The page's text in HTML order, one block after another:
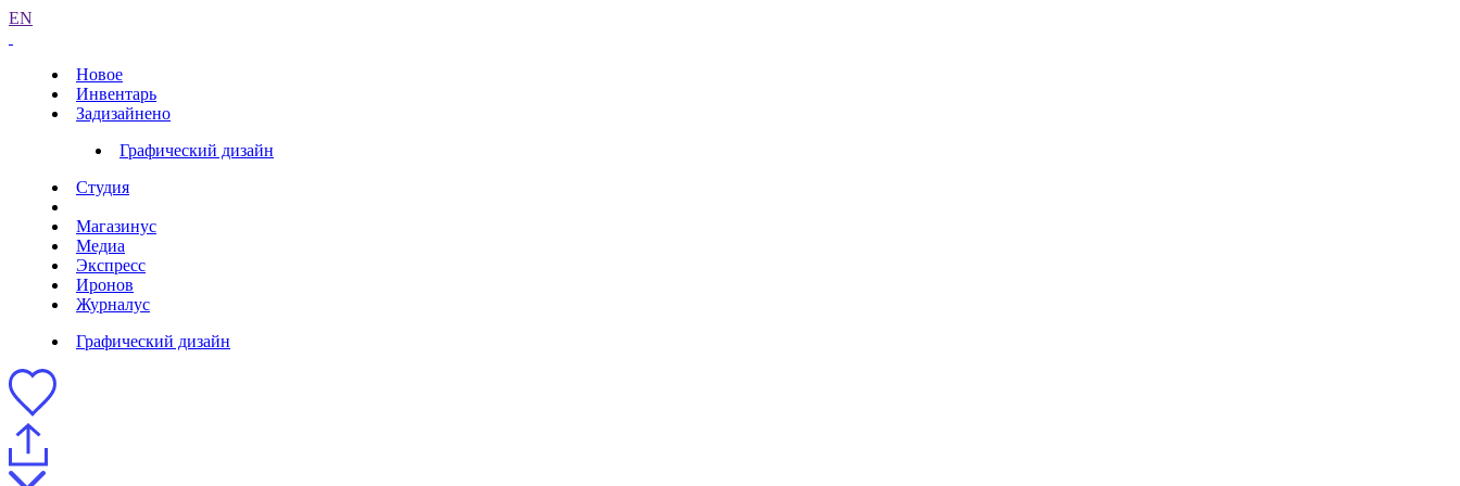
EN
Новое
Инвентарь
Задизайнено
Графический дизайн
Студия
Магазинус
Медиа
Экспресс
Иронов
Журналус
Графический дизайн